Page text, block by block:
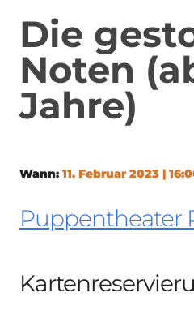
Die
Noten
Jahre)
Wann: 11. Februar 2023 |
Puppentheater